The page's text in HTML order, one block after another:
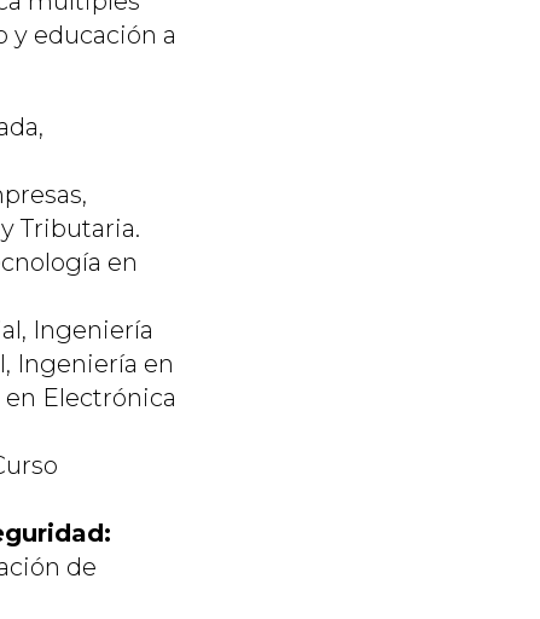
y educación a
Tributaria.
en
Ingeniería
Ingeniería en
Electrónica
de